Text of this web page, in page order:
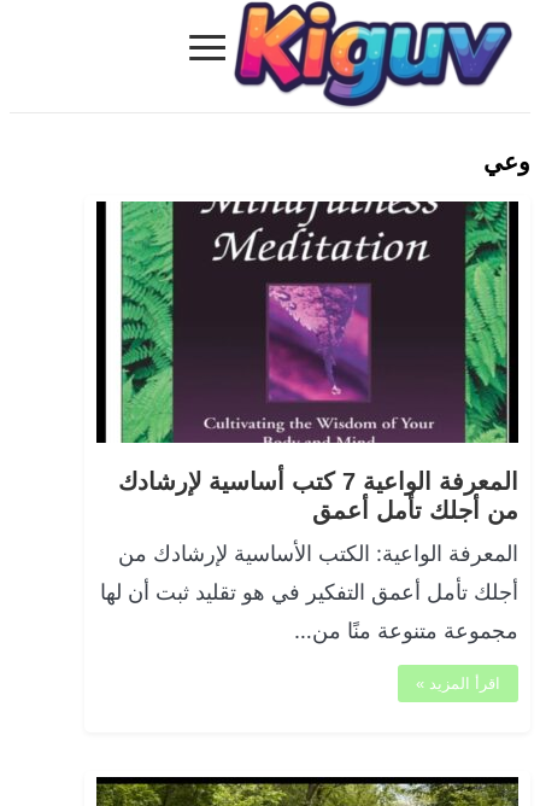
Kiguv.com
≡
وعي
المعرفة الواعية 7 كتب أساسية لإرشادك
من أجلك تأمل أعمق
المعرفة الواعية: الكتب الأساسية لإرشادك من
أجلك تأمل أعمق التفكير في هو تقليد ثبت أن لها
مجموعة متنوعة منًا من…
اقرأ المزيد »